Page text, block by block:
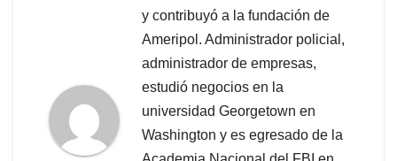
y contribuyó a la fundación de
Ameripol. Administrador policial,
administrador de empresas,
estudió negocios en la
universidad Georgetown en
Washington y es egresado de la